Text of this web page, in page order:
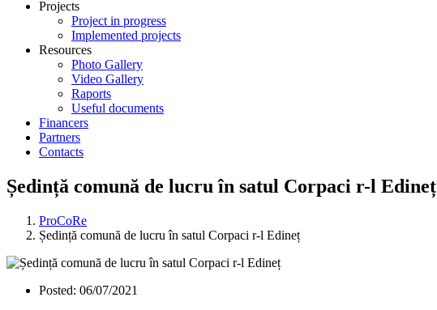
Projects
Project in progress
Implemented projects
Resources
Photo Gallery
Video Gallery
Raports
Useful documents
Financers
Partners
Contacts
Ședință comună de lucru în satul Corpaci r-l Edineț
ProCoRe
Ședință comună de lucru în satul Corpaci r-l Edineț
Posted: 06/07/2021